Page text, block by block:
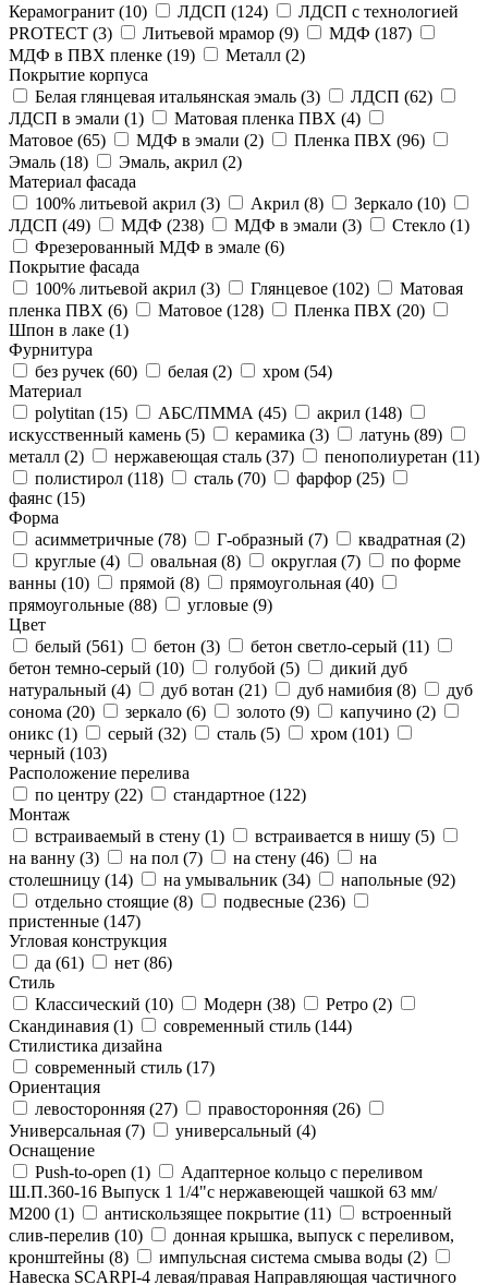
Керамогранит (10) ЛДСП (124)
ЛДСП с технологией
PROTECT (3) Литьевой мрамор (9) МДФ (187)
МДФ в ПВХ пленке (19) Металл (2)
Покрытие корпуса
Белая глянцевая итальянская эмаль (3) ЛДСП (62)
ЛДСП в эмали (1) Матовая пленка ПВХ (4)
Матовое (65) МДФ в эмали (2) Пленка ПВХ (96)
Эмаль (18) Эмаль, акрил (2)
Материал фасада
100% литьевой акрил (3) Акрил (8) Зеркало (10)
ЛДСП (49) МДФ (238) МДФ в эмали (3) Стекло (1)
Фрезерованный МДФ в эмале (6)
Покрытие фасада
100% литьевой акрил (3) Глянцевое (102)
Матовая
пленка ПВХ (6) Матовое (128) Пленка ПВХ (20)
Шпон в лаке (1)
Фурнитура
без ручек (60) белая (2) хром (54)
Материал
polytitan (15) АБС/ПММА (45) акрил (148)
искусственный камень (5) керамика (3) латунь (89)
металл (2) нержавеющая сталь (37) пенополиуретан (11)
полистирол (118) сталь (70) фарфор (25)
фаянс (15)
Форма
асимметричные (78) Г-образный (7) квадратная (2)
круглые (4) овальная (8) округлая (7)
по форме
ванны (10) прямой (8) прямоугольная (40)
прямоугольные (88) угловые (9)
Цвет
белый (561) бетон (3) бетон светло-серый (11)
бетон темно-серый (10) голубой (5)
дикий дуб
натуральный (4) дуб вотан (21) дуб намибия (8)
дуб
сонома (20) зеркало (6) золото (9) капучино (2)
оникс (1) серый (32) сталь (5) хром (101)
черный (103)
Расположение перелива
по центру (22) стандартное (122)
Монтаж
встраиваемый в стену (1) встраивается в нишу (5)
на ванну (3) на пол (7) на стену (46)
на
столешницу (14) на умывальник (34) напольные (92)
отдельно стоящие (8) подвесные (236)
пристенные (147)
Угловая конструкция
да (61) нет (86)
Стиль
Классический (10) Модерн (38) Ретро (2)
Скандинавия (1) современный стиль (144)
Стилистика дизайна
современный стиль (17)
Ориентация
левосторонняя (27) правосторонняя (26)
Универсальная (7) универсальный (4)
Оснащение
Push-to-open (1)
Адаптерное кольцо с переливом
Ш.П.360-16 Выпуск 1 1/4"с нержавеющей чашкой 63 мм/
М200 (1) антискользящее покрытие (11)
встроенный
слив-перелив (10)
донная крышка, выпуск с переливом,
кронштейны (8) импульсная система смыва воды (2)
Навеска SCARPI-4 левая/правая Направляющая частичного